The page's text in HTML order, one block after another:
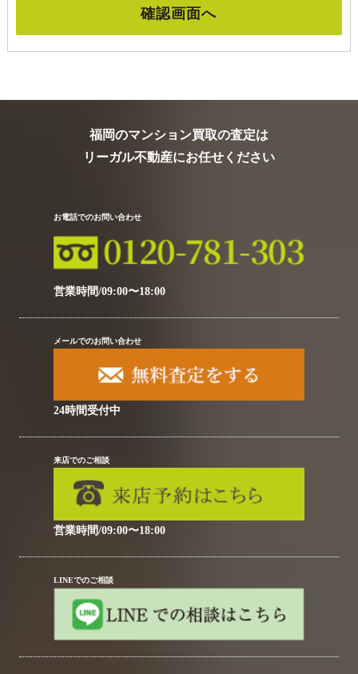
福岡のマンション買取の査定は
リーガル不動産にお任せください
お電話でのお問い合わせ
営業時間/09:00〜18:00
メールでのお問い合わせ
24時間受付中
来店でのご相談
営業時間/09:00〜18:00
LINEでのご相談